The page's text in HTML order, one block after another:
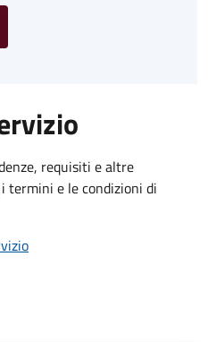
requisiti e altre
termini e le condizioni di